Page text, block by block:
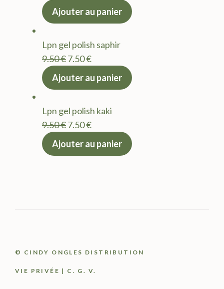
prix
9.50 €.
actuel
7.50 €.
Ajouter au panier
Lpn gel polish saphir
9.50€Le
prix
9.50 €.
7.50€Le
actuel
7.50 €.
Ajouter au panier
Lpn gel polish kaki
9.50€Le
prix
7.50€Le
actuel
Ajouter au panier
© CINDY ONGLES DISTRIBUTION
VIE PRIVÉE | C. G. V.